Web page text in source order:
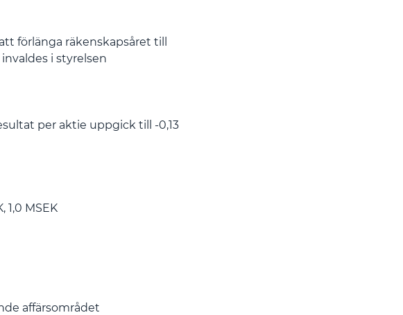
förlänga räkenskapsåret till
i styrelsen
per aktie uppgick till -0,13
1,0 MSEK
affärsområdet